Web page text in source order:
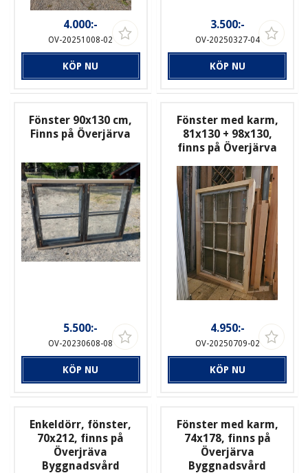
4.000:-
OV-20251008-02
KÖP NU
3.500:-
OV-20250327-04
KÖP NU
Fönster 90x130 cm,
Finns på Överjärva
5.500:-
OV-20230608-08
KÖP NU
Fönster med karm,
81x130 + 98x130,
finns på Överjärva
4.950:-
OV-20250709-02
KÖP NU
Enkeldörr, fönster,
70x212, finns på
Överjräva
Byggnadsvård
Fönster med karm,
74x178, finns på
Överjärva
Byggnadsvård